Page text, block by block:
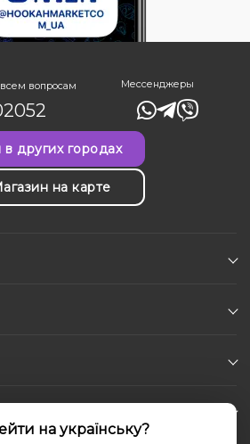
вопросам Мессенджеры
других городах
на карте
на українську?